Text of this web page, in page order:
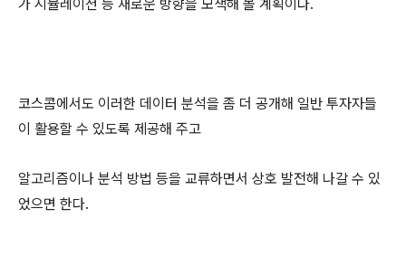
가 시뮬레이션 등 새로운 방향을 모색해 볼 계획이다.
코스콤에서도 이러한 데이터 분석을 좀 더 공개해 일반 투자자들
이 활용할 수 있도록 제공해 주고
알고리즘이나 분석 방법 등을 교류하면서 상호 발전해 나갈 수 있
었으면 한다.